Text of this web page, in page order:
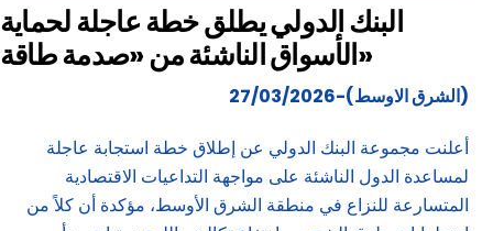
البنك الدولي يطلق خطة عاجلة لحماية
الأسواق الناشئة من «صدمة طاقة»
(الشرق الاوسط)-27/03/2026
أعلنت مجموعة البنك الدولي عن إطلاق خطة استجابة عاجلة
لمساعدة الدول الناشئة على مواجهة التداعيات الاقتصادية
المتسارعة للنزاع في منطقة الشرق الأوسط، مؤكدة أن كلاً من